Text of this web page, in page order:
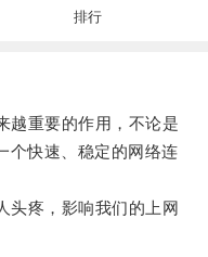
排行
重要的作用，不论是
个快速、稳定的网络连
疼，影响我们的上网